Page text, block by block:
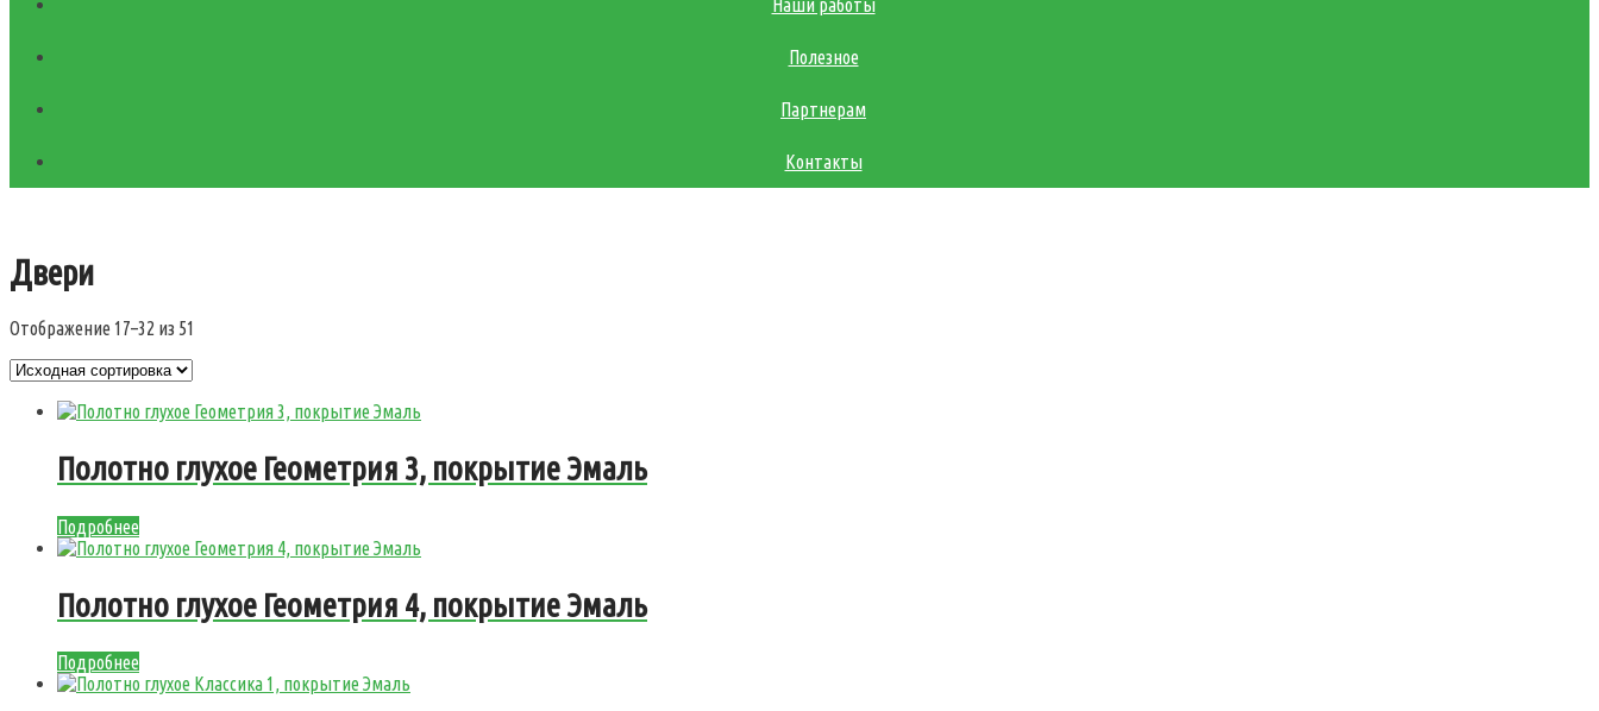
Наши работы
Полезное
Партнерам
Контакты
Двери
Отображение 17–32 из 51
Полотно глухое Геометрия 3, покрытие Эмаль
Подробнее
Полотно глухое Геометрия 4, покрытие Эмаль
Подробнее